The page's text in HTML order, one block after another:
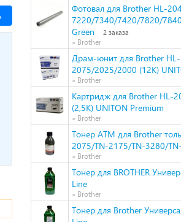
Фотовал для Brother HL-
7220/7340/7420/7820/
Green
2 заказа
» Brother
Драм-юнит для Brother
2075/2025/2000 (12K)
» Brother
Картридж для Brother HL-
(2,5K) UNITON Premium
» Brother
Тонер ATM для Brother
2075/TN-2175/TN-3280/
» Brother
Тонер для BROTHER
Line
» Brother
Тонер для Brother